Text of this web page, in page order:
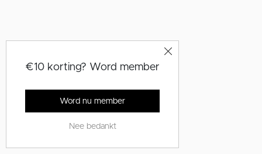
€10 korting? Word member
Word nu member
Nee bedankt